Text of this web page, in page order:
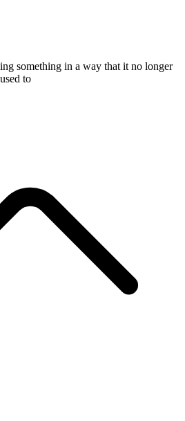
something in a way that it no longer
to